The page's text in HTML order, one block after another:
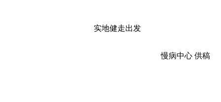
实地健走出发
慢病中心 供稿